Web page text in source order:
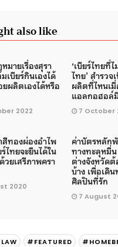
also like
มายเรื่องสุรา
เบียร์กินเองได้
ยผลิตเองได้หรือ
2022
‘เบียร์ไทยที่
ไทย’ สำรวจ
ผลิตที่ไหนเ
แอลกอฮอล์
7 October
สีทองผ่องอำไพ
ไทยจะยืนได้ใน
วยเสรีภาพครา
2020
ค่าบัตรหลัก
ทางทะลุหมื่
ต่างจังหวัดต้
บ้าง เพื่อเดิ
ศิลปินที่รัก
7 August
#FEATURED